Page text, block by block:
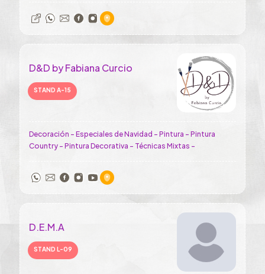
D&D by Fabiana Curcio
STAND A-15
Decoración - Especiales de Navidad - Pintura - Pintura
Country - Pintura Decorativa - Técnicas Mixtas -
D.E.M.A
STAND L-09